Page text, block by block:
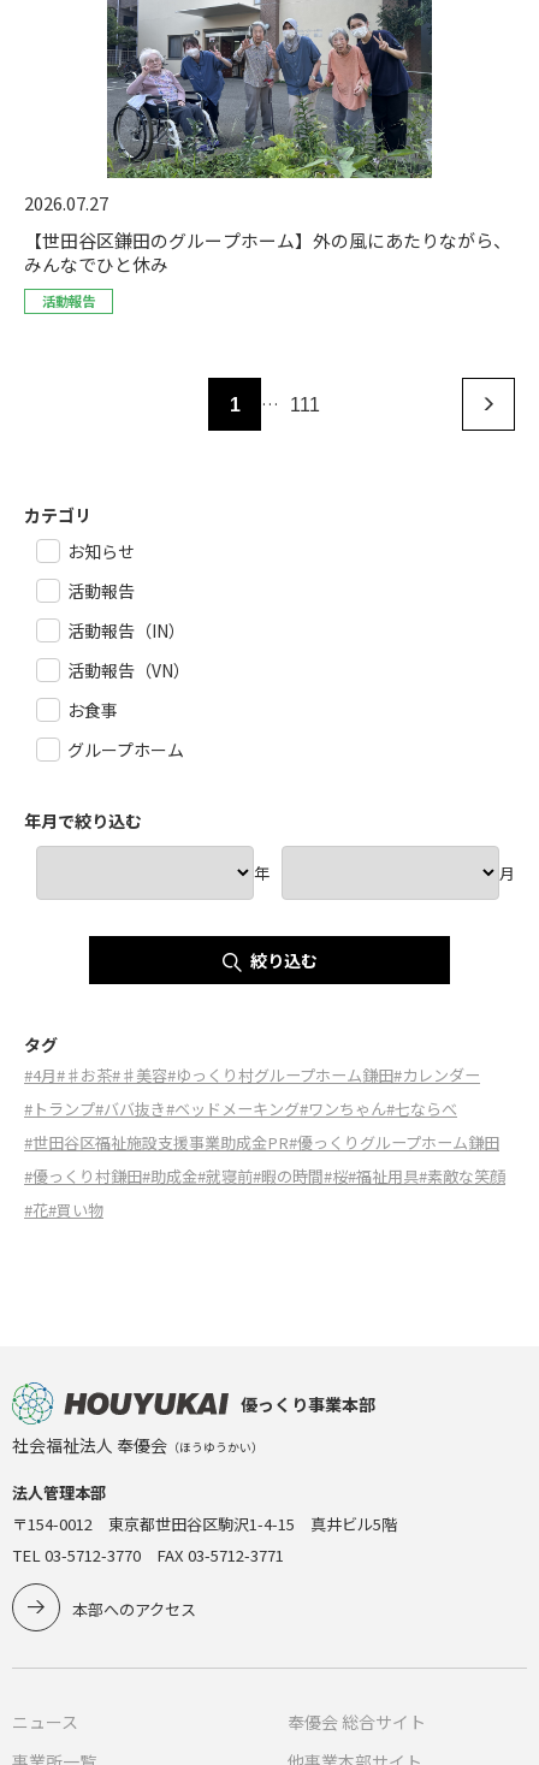
2026.07.27
【世田谷区鎌田のグループホーム】外の風にあたりながら、
みんなでひと休み
活動報告
1 … 111
カテゴリ
お知らせ
活動報告
活動報告（IN）
活動報告（VN）
お食事
グループホーム
年月で絞り込む
年 月
絞り込む
タグ
#4月#♯お茶#♯美容#ゆっくり村グループホーム鎌田#カレンダー
#トランプ#ババ抜き#ベッドメーキング#ワンちゃん#七ならべ
#世田谷区福祉施設支援事業助成金PR#優っくりグループホーム鎌田
#優っくり村鎌田#助成金#就寝前#暇の時間#桜#福祉用具#素敵な笑顔
#花#買い物
優っくり事業本部
社会福祉法人 奉優会 （ほうゆうかい）
法人管理本部
〒154-0012 東京都世田谷区駒沢1-4-15 真井ビル5階
TEL 03-5712-3770 FAX 03-5712-3771
本部へのアクセス
ニュース
奉優会 総合サイト